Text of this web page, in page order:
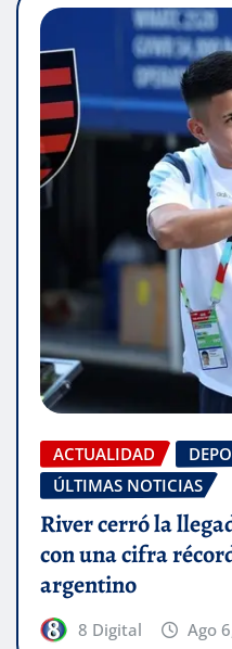
ACTUALIDAD
ÚLTIMAS NOTICIAS
River cerró la
con una cifra
argentino
8 Digital Ago